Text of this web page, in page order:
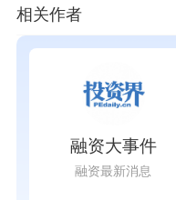
相关作者
融资大事件
融资最新消息